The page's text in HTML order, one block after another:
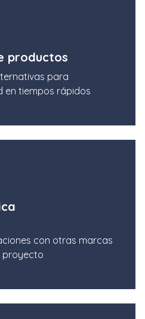
productos
para
en tiempos rápidos
con otras marcas
proyecto